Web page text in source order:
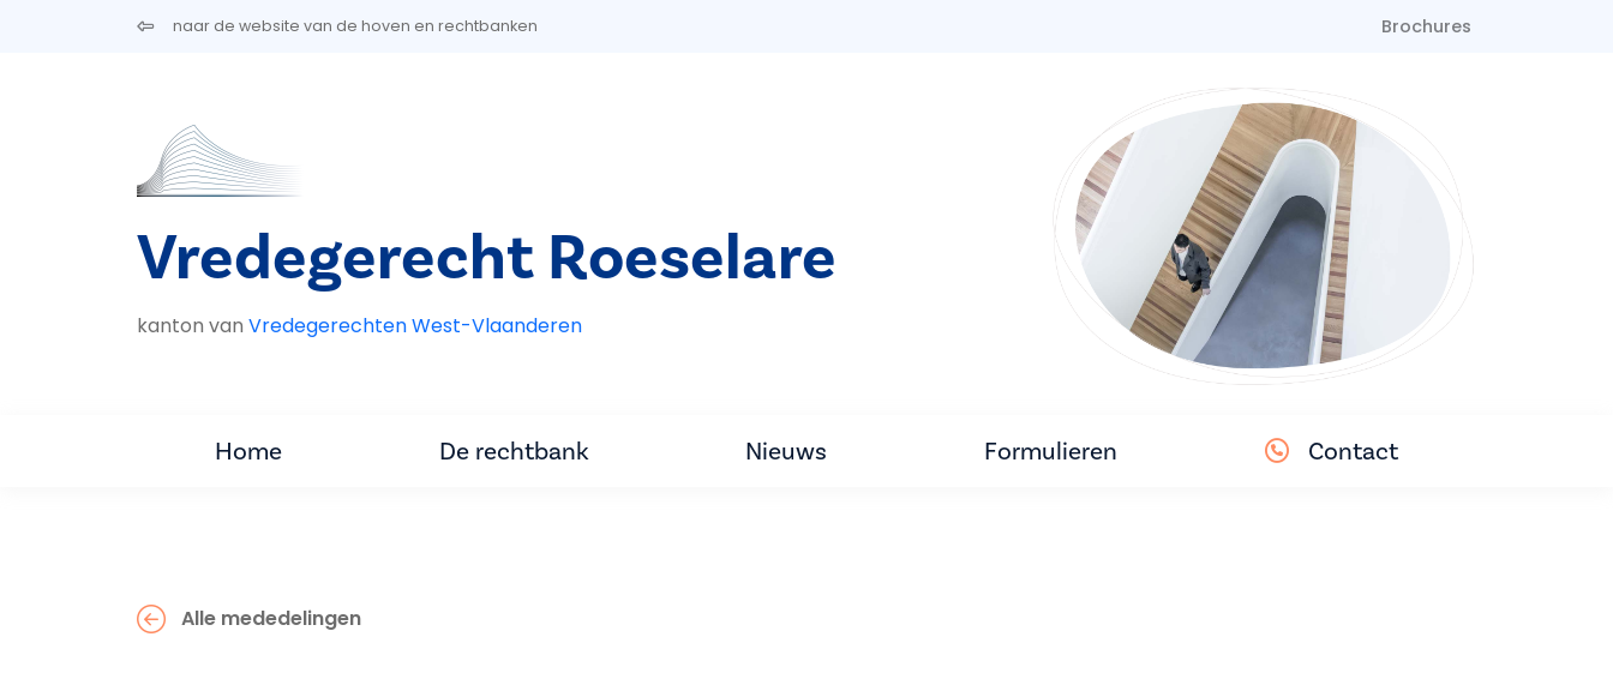
Overslaan en naar de inhoud gaannaar de website van de hoven en rechtbanken Brochures
Vredegerecht Roeselare
kanton van Vredegerechten West-Vlaanderen
Home De rechtbank Nieuws Formulieren Contact
Alle mededelingen